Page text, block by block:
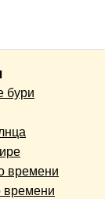
бури
времени
времени